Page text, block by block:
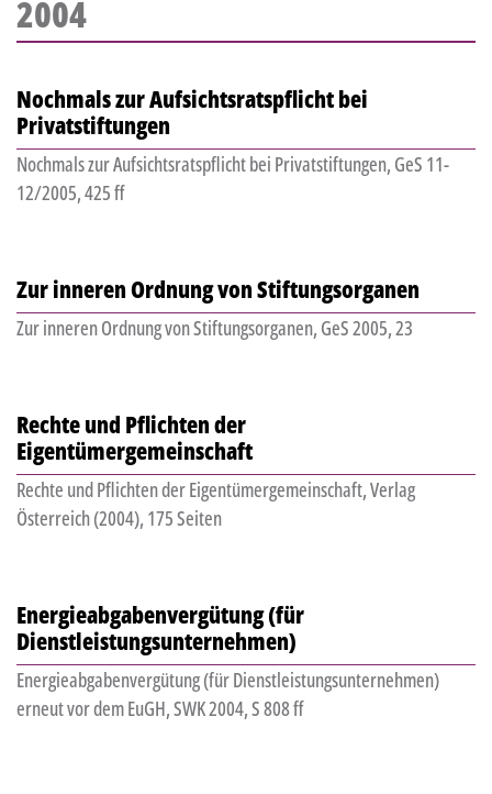
2004
Nochmals zur Aufsichtsratspflicht bei
Privatstiftungen
Nochmals zur Aufsichtsratspflicht bei Privatstiftungen, GeS 11-
12/2005, 425 ff
Zur inneren Ordnung von Stiftungsorganen
Zur inneren Ordnung von Stiftungsorganen, GeS 2005, 23
Rechte und Pflichten der
Eigentümergemeinschaft
Rechte und Pflichten der Eigentümergemeinschaft, Verlag
Österreich (2004), 175 Seiten
Energieabgabenvergütung (für
Dienstleistungsunternehmen)
Energieabgabenvergütung (für Dienstleistungsunternehmen)
erneut vor dem EuGH, SWK 2004, S 808 ff